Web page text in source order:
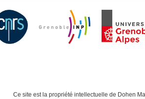
Ce site est la propriété intellectuelle de Dohen